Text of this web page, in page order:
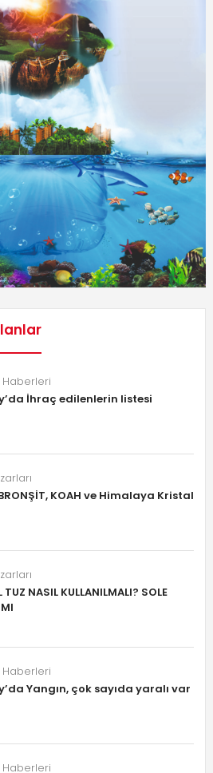
Haberleri
İhraç edilenlerin listesi
KOAH ve Himalaya Kristal
TUZ NASIL KULLANILMALI? SOLE
Haberleri
Yangın, çok sayıda yaralı var
Haberleri